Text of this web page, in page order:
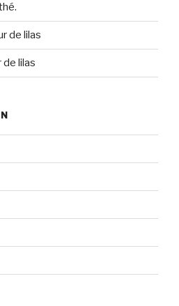
de lilas
de lilas